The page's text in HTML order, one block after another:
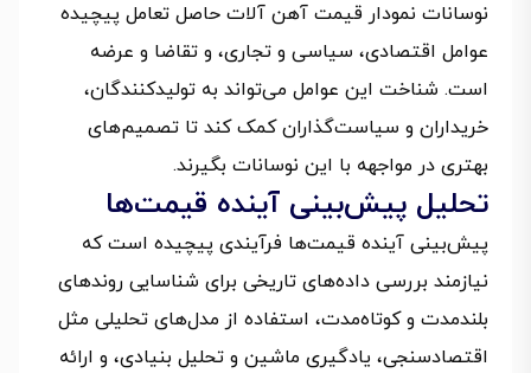
نوسانات نمودار قیمت آهن آلات حاصل تعامل پیچیده
عوامل اقتصادی، سیاسی و تجاری، و تقاضا و عرضه
است. شناخت این عوامل می‌تواند به تولیدکنندگان،
خریداران و سیاست‌گذاران کمک کند تا تصمیم‌های
بهتری در مواجهه با این نوسانات بگیرند.
تحلیل پیش‌بینی آینده قیمت‌ها
پیش‌بینی آینده قیمت‌ها فرآیندی پیچیده است که
نیازمند بررسی داده‌های تاریخی برای شناسایی روندهای
بلندمدت و کوتاه‌مدت، استفاده از مدل‌های تحلیلی مثل
اقتصادسنجی، یادگیری ماشین و تحلیل بنیادی، و ارائه